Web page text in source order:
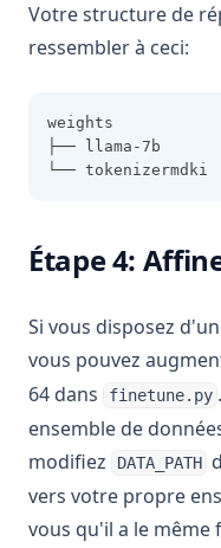
Votre structure de
ressembler à ceci:
weights
├── llama-7b
└── tokenizermdki
Étape 4:
Si vous disposez
vous pouvez
64 dans
finetune.py
ensemble de
modifiez
DATA_PATH
vers votre propre
vous qu'il a le même